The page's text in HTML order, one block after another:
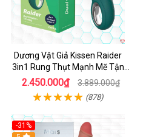
Dương Vật Giả Kissen Raider
3in1 Rung Thụt Mạnh Mẽ Tận
Hưởng
2.450.000₫ 3.889.000₫
(878)
-31%